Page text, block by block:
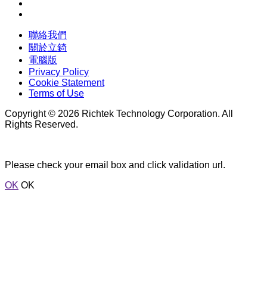
聯絡我們
關於立錡
電腦版
Privacy Policy
Cookie Statement
Terms of Use
Copyright © 2026 Richtek Technology Corporation. All
Rights Reserved.
Please check your email box and click validation url.
OK OK